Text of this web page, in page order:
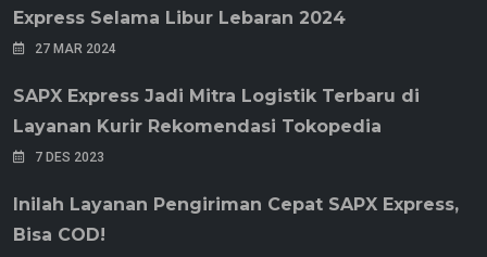
Express Selama Libur Lebaran 2024
27 MAR 2024
SAPX Express Jadi Mitra Logistik Terbaru di
Layanan Kurir Rekomendasi Tokopedia
7 DES 2023
Inilah Layanan Pengiriman Cepat SAPX Express,
Bisa COD!